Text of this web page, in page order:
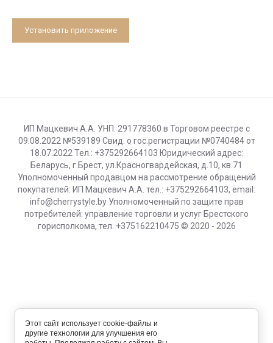
Установить приложение
ИП Мацкевич А.А. УНП: 291778360 в Торговом реестре с
09.08.2022 №539189 Свид. о гос.регистрации №0740484 от
18.07.2022 Тел.: +375292664103 Юридический адрес:
Беларусь, г.Брест, ул.Красногвардейская, д.10, кв.71
Уполномоченный продавцом на рассмотрение обращений
покупателей: ИП Мацкевич А.А. тел.: +375292664103, email:
info@cherrystyle.by Уполномоченный по защите прав
потребителей: управление торговли и услуг Брестского
горисполкома, тел. +375162210475 © 2020 - 2026
Этот сайт использует cookie-файлы и
другие технологии для улучшения его